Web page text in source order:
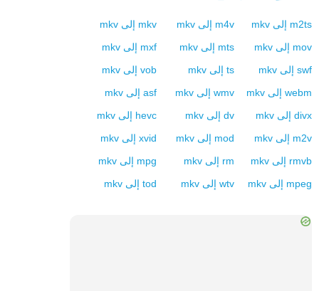
m2ts إلى mkv
m4v إلى mkv
mkv إلى mkv
mov إلى mkv
mts إلى mkv
mxf إلى mkv
swf إلى mkv
ts إلى mkv
vob إلى mkv
webm إلى mkv
wmv إلى mkv
asf إلى mkv
divx إلى mkv
dv إلى mkv
hevc إلى mkv
m2v إلى mkv
mod إلى mkv
xvid إلى mkv
rmvb إلى mkv
rm إلى mkv
mpg إلى mkv
mpeg إلى mkv
wtv إلى mkv
tod إلى mkv